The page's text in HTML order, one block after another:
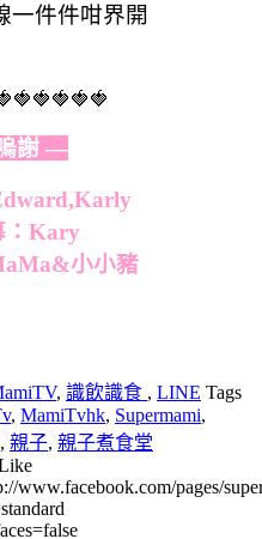
一件件咁界開
謝 —
：Kary
小小豬
, 識飲識食 , LINE Tags
, MamiTvhk, Supermami,
, 親子, 親子煮食堂
www.facebook.com/pages/